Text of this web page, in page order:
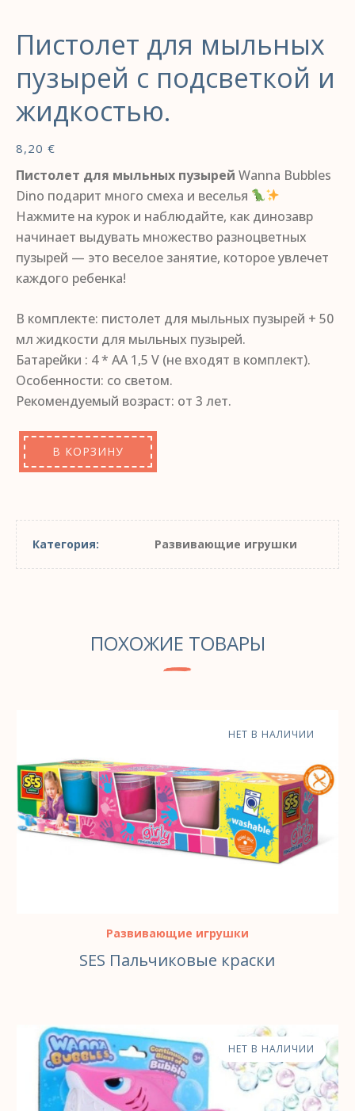
Пистолет для мыльных
пузырей с подсветкой и
жидкостью.
8,20 €
Пистолет для мыльных пузырей Wanna Bubbles
Dino подарит много смеха и веселья
Нажмите на курок и наблюдайте, как динозавр
начинает выдувать множество разноцветных
пузырей — это веселое занятие, которое увлечет
каждого ребенка!
В комплекте: пистолет для мыльных пузырей + 50
мл жидкости для мыльных пузырей.
Батарейки : 4 * АА 1,5 V (не входят в комплект).
Особенности: со светом.
Рекомендуемый возраст: от 3 лет.
В КОРЗИНУ
Категория: Развивающие игрушки
ПОХОЖИЕ ТОВАРЫ
НЕТ В НАЛИЧИИ
Развивающие игрушки
SES Пальчиковые краски
НЕТ В НАЛИЧИИ